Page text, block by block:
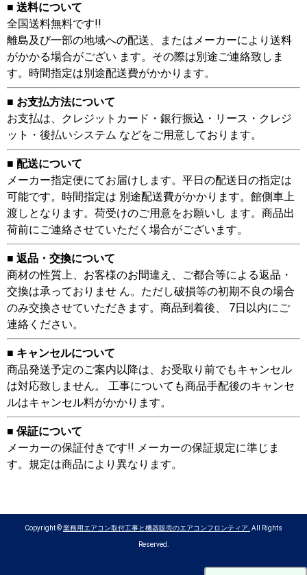
■ 送料について
全国送料無料です!!
離島及び一部の地域への配送、またはメーカーにより送料
がかかる場合がござい ます。その際は別途ご連絡致しま
す。時間指定は別途配送費がかかります。
■ お支払方法について
お支払は、クレジットカード・銀行振込・リース・クレジ
ット・後払いシステム などをご用意しております。
■ 配送について
メーカー指定便にてお届けします。平日の配送日の指定は
可能です。時間指定は 別途配送費がかかります。館側車上
渡しとなります。荷受けのご用意をお願いし ます。商品出
荷前にご連絡させていただく場合がございます。
■ 返品・交換について
商材の性質上、お客様のお間違え、ご都合等による返品・
交換は承っておりませ ん。ただし破損等の初期不良の場合
のみ交換させていただきます。商品到着後、 7日以内にご
連絡ください。
■ キャンセルについて
商品発送予定のご案内以降は、お受取り前でもキャンセル
は対応致しません。 工事についても商品手配後のキャンセ
ルはキャンセル料がかかります。
■ 保証について
メーカーの保証付きです!! メーカーの保証規定に準じま
す。規定は商品により異なります。
Copyright ©業務用エアコン取付工事と機器販売のエアコンフロンティア. All Rights
Reserved.